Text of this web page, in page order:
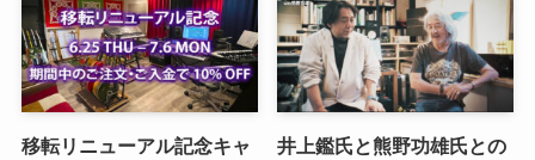
移転リニューアル記念キャ
井上鑑氏と熊野功雄氏との